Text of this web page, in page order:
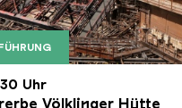
der Völklinger
Völklinger
Uhr
Völklinger Hütte